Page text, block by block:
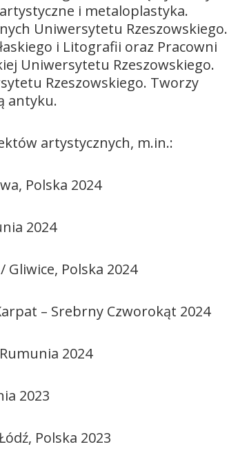
i metaloplastyka.
Uniwersytetu Rzeszowskiego.
i Litografii oraz Pracowni
Uniwersytetu Rzeszowskiego.
Rzeszowskiego. Tworzy
antyku.
artystycznych, m.in.:
Polska 2024
2024
Polska 2024
– Srebrny Czworokąt 2024
2024
2023
Polska 2023